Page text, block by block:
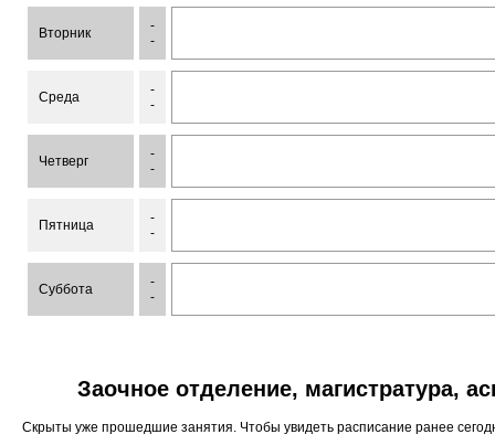
Вторник
-
-
Среда
-
-
Четверг
-
-
Пятница
-
-
Суббота
-
-
Заочное отделение, магистратура,
Скрыты уже прошедшие занятия. Чтобы увидеть расписание ранее